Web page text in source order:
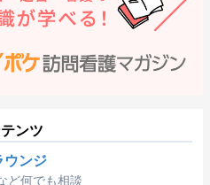
ンツ
ウンジ
ど何でも相談